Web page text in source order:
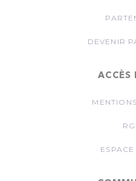
DEVENIR
ACCÈS
ESPACE